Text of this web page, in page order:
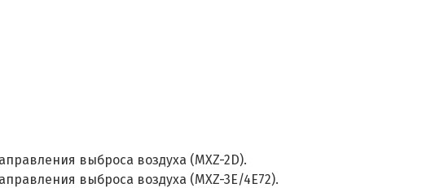
выброса воздуха (MXZ-2D).
выброса воздуха (MXZ-3E/4E72).